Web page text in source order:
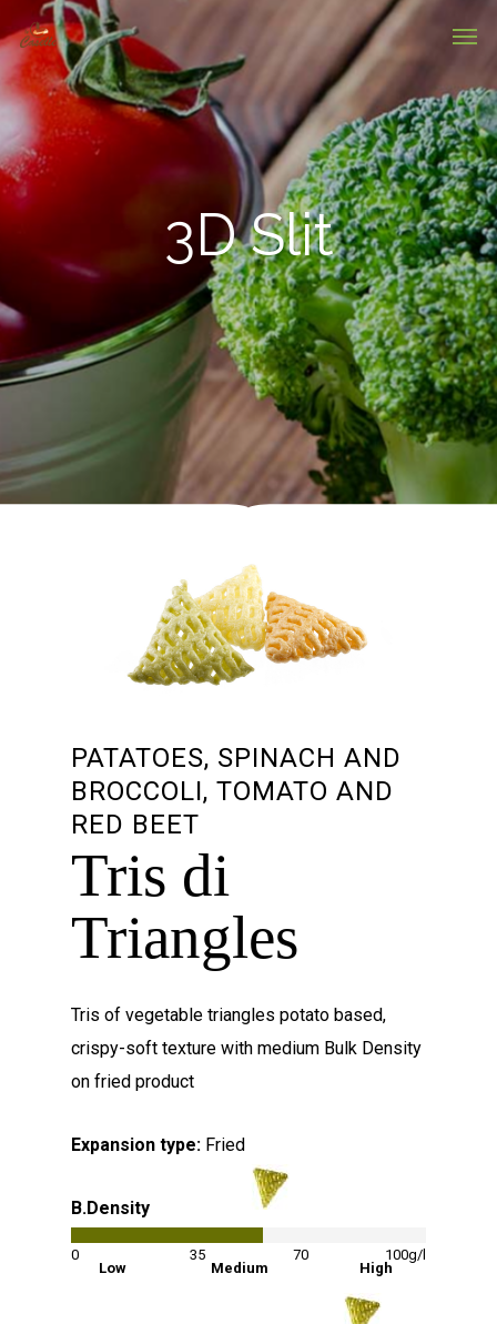
3D Slit
PATATOES, SPINACH AND
BROCCOLI, TOMATO AND
RED BEET
Tris di
Triangles
Tris of vegetable triangles potato based,
crispy-soft texture with medium Bulk Density
on fried product
Expansion type: Fried
B.Density %
0 35 70
100g/l
Low
Medium High